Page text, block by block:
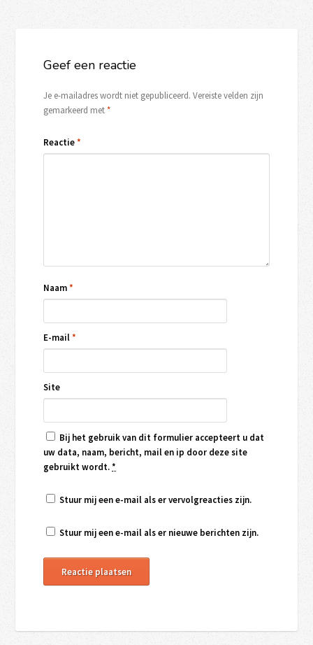
Geef een reactie
Je e-mailadres wordt niet gepubliceerd. Vereiste velden zijn
gemarkeerd met*
Reactie*
Naam*
E-mail*
Site
Bij het gebruik van dit formulier accepteert u dat
uw data, naam, bericht, mail en ip door deze site
gebruikt wordt.*
Stuur mij een e-mail als er vervolgreacties zijn.
Stuur mij een e-mail als er nieuwe berichten zijn.